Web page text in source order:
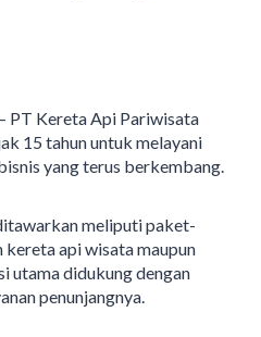
PT Kereta Api Pariwisata
15 tahun untuk melayani
yang terus berkembang.
meliputi paket-
api wisata maupun
utama didukung dengan
penunjangnya.